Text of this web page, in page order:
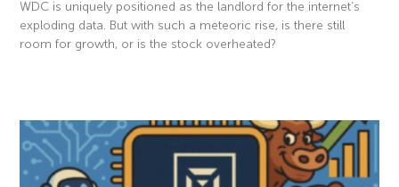
WDC is uniquely positioned as the landlord for the internet’s
exploding data. But with such a meteoric rise, is there still
room for growth, or is the stock overheated?